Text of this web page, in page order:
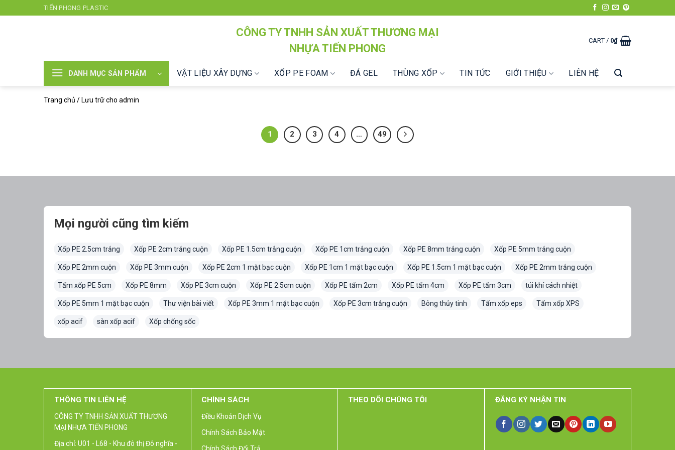
đến
TIẾN PHONG PLASTIC
CÔNG TY TNHH SẢN XUẤT THƯƠNG MẠI
NHỰA TIẾN PHONG
CART / 0₫
DANH MỤC SẢN PHẨM VẬT LIỆU XÂY DỰNG XỐP PE FOAM ĐÁ GEL THÙNG XỐP TIN TỨC GIỚI THIỆU LIÊN HỆ
Trang chủ / Lưu trữ cho admin
1 2 3 4 … 49
Mọi người cũng tìm kiếm
Xốp PE 2.5cm trắng Xốp PE 2cm trắng cuộn Xốp PE 1.5cm trắng cuộn Xốp PE 1cm trắng cuộn Xốp PE 8mm trắng cuộn Xốp PE 5mm trắng cuộn
Xốp PE 2mm cuộn Xốp PE 3mm cuộn Xốp PE 2cm 1 mặt bạc cuộn Xốp PE 1cm 1 mặt bạc cuộn Xốp PE 1.5cm 1 mặt bạc cuộn Xốp PE 2mm trắng cuộn
Tấm xốp PE 5cm Xốp PE 8mm Xốp PE 3cm cuộn Xốp PE 2.5cm cuộn Xốp PE tấm 2cm Xốp PE tấm 4cm Xốp PE tấm 3cm túi khí cách nhiệt
Xốp PE 5mm 1 mặt bạc cuộn Thư viện bài viết Xốp PE 3mm 1 mặt bạc cuộn Xốp PE 3cm trắng cuộn Bông thủy tinh Tấm xốp eps Tấm xốp XPS
xốp acif sàn xốp acif Xốp chống sốc
THÔNG TIN LIÊN HỆ
CÔNG TY TNHH SẢN XUẤT THƯƠNG
MẠI NHỰA TIẾN PHONG
Địa chỉ: U01 - L68 - Khu đô thị Đô nghĩa -
CHÍNH SÁCH
Điều Khoản Dịch Vụ
Chính Sách Bảo Mật
Chính Sách Đổi Trả
THEO DÕI CHÚNG TÔI ĐĂNG KÝ NHẬN TIN